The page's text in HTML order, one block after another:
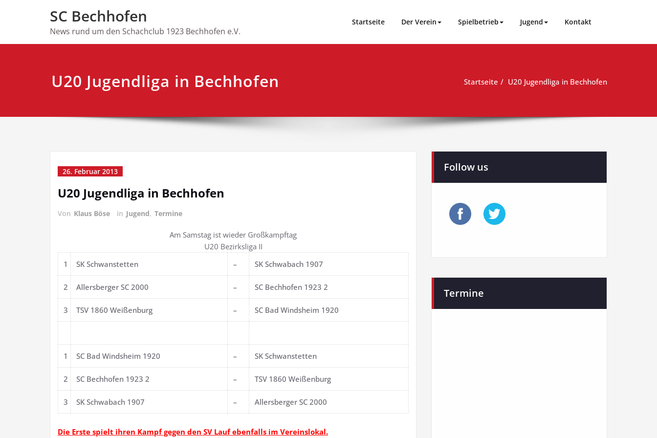
SC Bechhofen
News rund um den Schachclub 1923 Bechhofen e.V.
Startseite Der Verein Spielbetrieb Jugend Kontakt
U20 Jugendliga in Bechhofen Startseite U20 Jugendliga in Bechhofen
26. Februar 2013
U20 Jugendliga in Bechhofen
Von Klaus Böse in Jugend, Termine
Am Samstag ist wieder Großkampftag
U20 Bezirksliga II
1
SK Schwanstetten – SK Schwabach 1907
2 Allersberger SC 2000 – SC Bechhofen 1923 2
3 TSV 1860 Weißenburg – SC Bad Windsheim 1920
1 SC Bad Windsheim 1920 – SK Schwanstetten
2 SC Bechhofen 1923 2 – TSV 1860 Weißenburg
3 SK Schwabach 1907 – Allersberger SC 2000
Die Erste spielt ihren Kampf gegen den SV Lauf ebenfalls im Vereinslokal.
Follow us
Termine